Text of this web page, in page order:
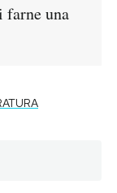
farne una